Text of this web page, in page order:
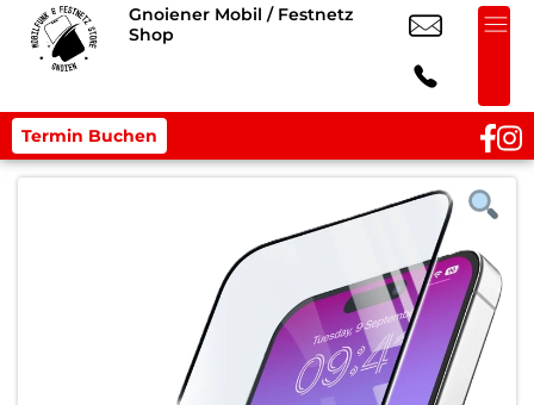
Gnoiener Mobil / Festnetz
Shop
Termin Buchen